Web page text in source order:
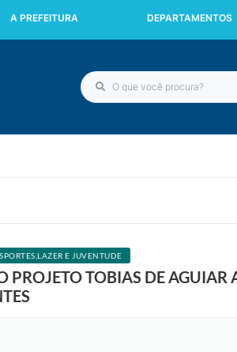
A PREFEITURA DEPARTAMENTOS
E JUVENTUDE
PROJETO TOBIAS DE